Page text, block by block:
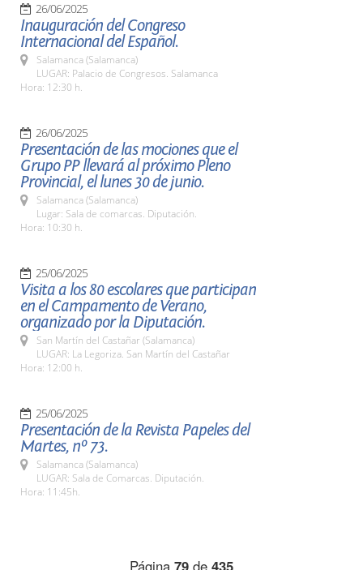
26/06/2025
Inauguración del Congreso
Internacional del Español.
Salamanca (Salamanca)
LUGAR: Palacio de Congresos. Salamanca
Hora: 12:30 h.
26/06/2025
Presentación de las mociones que el
Grupo PP llevará al próximo Pleno
Provincial, el lunes 30 de junio.
Salamanca (Salamanca)
Lugar: Sala de comarcas. Diputación.
Hora: 10:30 h.
25/06/2025
Visita a los 80 escolares que participan
en el Campamento de Verano,
organizado por la Diputación.
San Martín del Castañar (Salamanca)
LUGAR: La Legoriza. San Martín del Castañar
Hora: 12:00 h.
25/06/2025
Presentación de la Revista Papeles del
Martes, nº 73.
Salamanca (Salamanca)
LUGAR: Sala de Comarcas. Diputación.
Hora: 11:45h.
Página 79 de 435